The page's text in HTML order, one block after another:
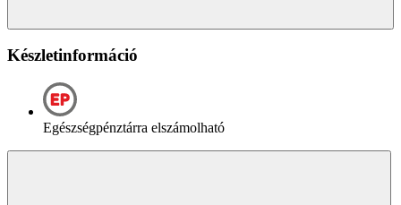
Készletinformáció
Egészségpénztárra elszámolható